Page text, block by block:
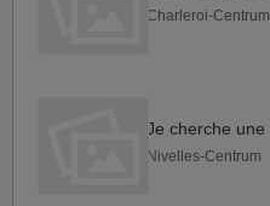
Charleroi-Centrum
Nivelles-Centrum